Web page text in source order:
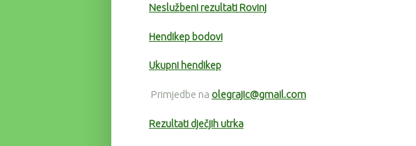
Neslužbeni rezultati Rovinj
Hendikep bodovi
Ukupni hendikep
Primjedbe na olegrajic@gmail.com
Rezultati dječjih utrka